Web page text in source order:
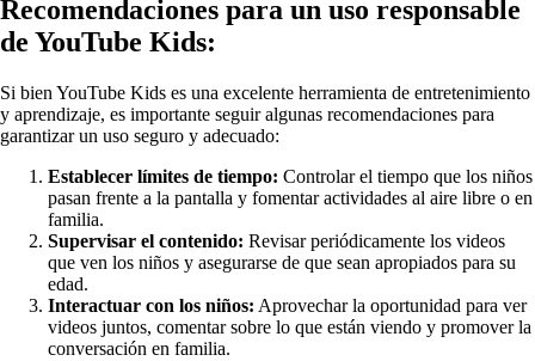
Recomendaciones para un uso responsable
de YouTube Kids:
Si bien YouTube Kids es una excelente herramienta de entretenimiento
y aprendizaje, es importante seguir algunas recomendaciones para
garantizar un uso seguro y adecuado:
Establecer límites de tiempo: Controlar el tiempo que los niños
pasan frente a la pantalla y fomentar actividades al aire libre o en
familia.
Supervisar el contenido: Revisar periódicamente los videos
que ven los niños y asegurarse de que sean apropiados para su
edad.
Interactuar con los niños: Aprovechar la oportunidad para ver
videos juntos, comentar sobre lo que están viendo y promover la
conversación en familia.